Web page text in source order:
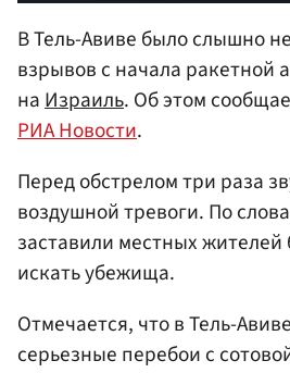
В Тель-Авиве было слышно
взрывов с начала ракетной
наИзраиль. Об этом
РИА Новости.
Перед обстрелом три раза
воздушной тревоги. По
заставили местных
искать убежища.
Отмечается, что в Тель-
серьезные перебои с